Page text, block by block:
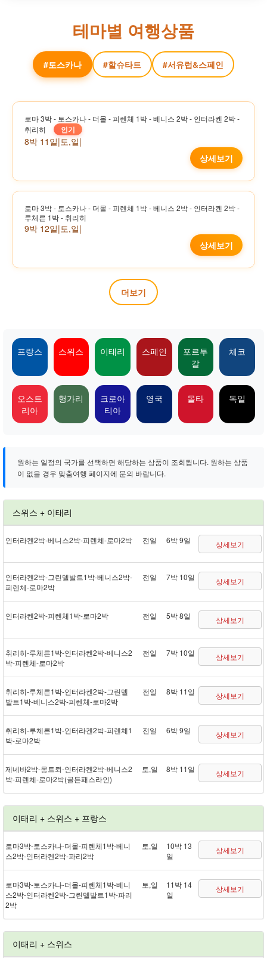
테마별 여행상품
#토스카나 #할슈타트 #서유럽&스페인
로마 3박 - 토스카나 - 더몰 - 피렌체 1박 - 베니스 2박 - 인터라켄 2박 -
취리히
인기
8박 11일|토,일|
상세보기
로마 3박 - 토스카나 - 더몰 - 피렌체 1박 - 베니스 2박 - 인터라켄 2박 -
루체른 1박 - 취리히
9박 12일|토,일|
상세보기
더보기
프랑스 스위스 이태리 스페인
포르투
갈
체코
오스트
리아
헝가리
크로아
티아
영국 몰타 독일
원하는 일정의 국가를 선택하면 해당하는 상품이 조회됩니다. 원하는 상품
이 없을 경우 맞춤여행 페이지에 문의 바랍니다.
스위스 + 이태리
인터라켄 2박 - 베니스 2박 - 피렌체 - 로마 2박 전일 6박 9일 상세보기
인터라켄 2박 - 그린델발트 1박 - 베니스 2박 -
피렌체 - 로마 2박
전일 7박 10일 상세보기
인터라켄 2박 - 피렌체 1박 - 로마 2박 전일 5박 8일 상세보기
취리히 - 루체른 1박 - 인터라켄 2박 - 베니스 2
박 - 피렌체 - 로마 2박
전일 7박 10일 상세보기
취리히 - 루체른 1박 - 인터라켄 2박 - 그린델
발트 1박 - 베니스 2박 - 피렌체 - 로마 2박
전일 8박 11일 상세보기
취리히 - 루체른 1박 - 인터라켄 2박 - 피렌체 1
박 - 로마 2박
전일 6박 9일 상세보기
제네바 2박 - 몽트뢰 - 인터라켄 2박 - 베니스 2
박 - 피렌체 - 로마 2박(골든패스 라인)
토,일 8박 11일 상세보기
이태리 + 스위스 + 프랑스
로마 3박 - 토스카나 - 더몰 - 피렌체 1박 - 베니
스 2박 - 인터라켄 2박 - 파리 2박
토,일
10박 13
일
상세보기
로마 3박 - 토스카나 - 더몰 - 피렌체 1박 - 베니
스 2박 - 인터라켄 2박 - 그린델발트 1박 - 파리
2박
토,일
11박 14
일
상세보기
이태리 + 스위스